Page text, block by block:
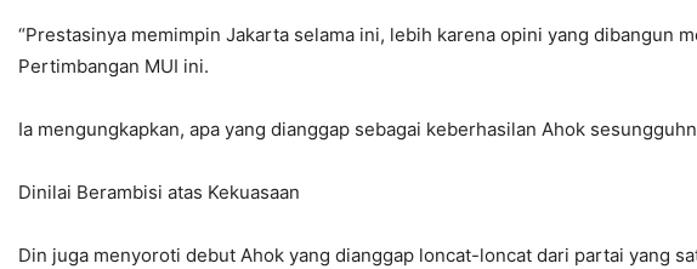
“Prestasinya memimpin Jakarta selama ini, lebih karena opini yang dibangun
Pertimbangan MUI ini.
Ia mengungkapkan, apa yang dianggap sebagai keberhasilan Ahok
Dinilai Berambisi atas Kekuasaan
Din juga menyoroti debut Ahok yang dianggap loncat-loncat dari partai yang